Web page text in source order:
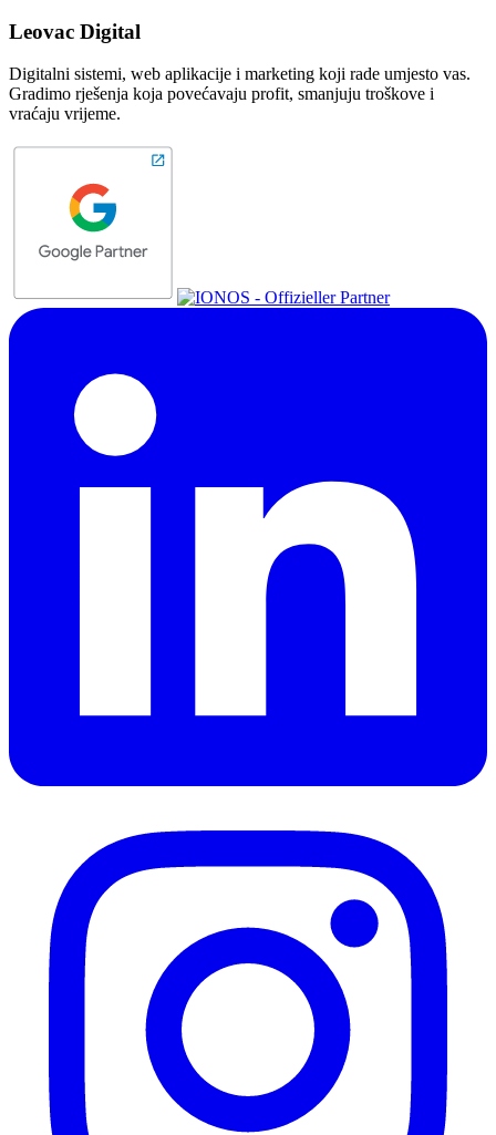
Leovac Digital
Digitalni sistemi, web aplikacije i marketing koji rade umjesto vas.
Gradimo rješenja koja povećavaju profit, smanjuju troškove i
vraćaju vrijeme.